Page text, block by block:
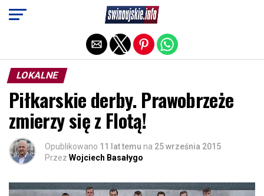
LOKALNE
Piłkarskie derby. Prawobrzeże
zmierzy się z Flotą!
Opublikowano 11 lat temu na 25 września 2015
Przez Wojciech Basałygo
Exit mobile version